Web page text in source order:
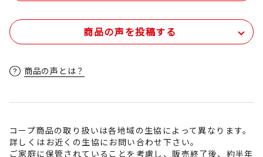
商品の声を投稿する
商品の声とは？
コープ商品の取り扱いは各地域の生協によって異なります。
詳しくはお近くの生協にお問い合わせ下さい。
ご家庭に保管されていることを考慮し、販売終了後、約半年